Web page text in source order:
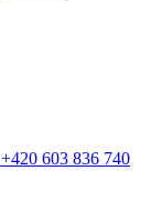
+420 603 836 740